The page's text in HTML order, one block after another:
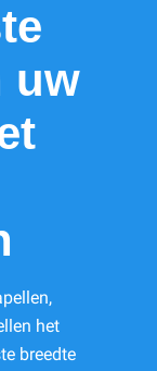
uw
het
breedte